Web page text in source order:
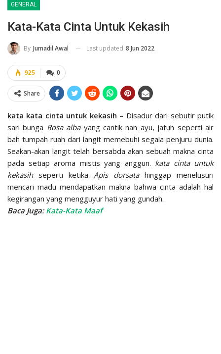
GENERAL
Kata-Kata Cinta Untuk Kekasih
By Jumadil Awal Last updated 8 Jun 2022
0
925
Share
kata kata cinta untuk kekasih – Disadur dari sebutir putik
sari bunga Rosa albayang cantik nan ayu, jatuh seperti air
bah tumpah ruah dari langit memebuhi segala penjuru dunia.
Seakan-akan langit telah bersabda akan sebuah makna cinta
pada setiap aroma mistis yang anggun. kata cinta untuk
kekasihseperti ketika Apis dorsata hinggap menelusuri
mencari madu mendapatkan makna bahwa cinta adalah hal
kegirangan yang mengguyur hati yang gundah.
Baca Juga: Kata-Kata Maaf